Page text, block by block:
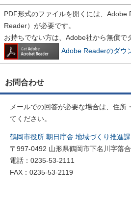
PDF形式のファイルを開くには、Adobe
Reader）が必要です。
お持ちでない方は、Adobe社から無償で
Adobe Readerのダウ
お問合わせ
メールでの回答が必要な場合は、住所
てください。
鶴岡市役所 朝日庁舎 地域づくり推進課
〒997-0492 山形県鶴岡市下名川字落
電話：0235-53-2111
FAX：0235-53-2119